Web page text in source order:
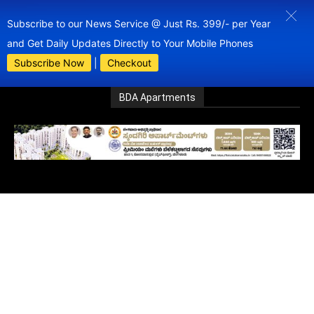
Subscribe to our News Service @ Just Rs. 399/- per Year
and Get Daily Updates Directly to Your Mobile Phones
Subscribe Now
Checkout
BDA Apartments